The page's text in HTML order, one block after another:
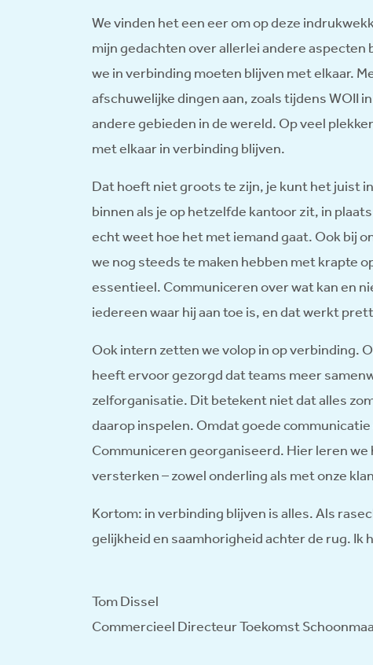
We vinden het een eer om op deze
mijn gedachten over allerlei andere
we in verbinding moeten blijven met elkaar.
afschuwelijke dingen aan, zoals tijdens WOII
andere gebieden in de wereld. Op veel
met elkaar in verbinding blijven.
Dat hoeft niet groots te zijn, je kunt het juist
binnen als je op hetzelfde kantoor zit, in
echt weet hoe het met iemand gaat. Ook bij
we nog steeds te maken hebben met krapte
essentieel. Communiceren over wat kan en
iedereen waar hij aan toe is, en dat werkt
Ook intern zetten we volop in op verbinding.
heeft ervoor gezorgd dat teams meer
zelforganisatie. Dit betekent niet dat alles
daarop inspelen. Omdat goede
Communiceren georganiseerd. Hier leren
versterken – zowel onderling als met onze
Kortom: in verbinding blijven is alles. Als
gelijkheid en saamhorigheid achter de rug.
Tom Dissel
Commercieel Directeur Toekomst